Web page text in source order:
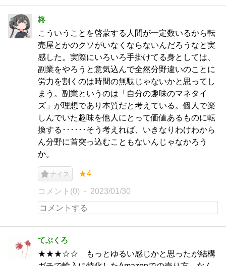
柊
こういうことを啓蒙する人間が一定数いるから転
売屋とかのクソがいなくならないんだろうなと実
感した。実際にいろいろ手掛けてる身としては、
副業をやろうと意気込んで全然分野違いのことに
労力を割くのは時間の無駄じゃないかと思ってし
まう。副業というのは「自分の趣味のマネタイ
ズ」が理想であり本質だと考えている。個人で楽
しんでいた趣味を他人にとって価値あるものに転
換する･･････そう考えれば、いきなりわけわから
ん分野に首突っ込むこともないんじゃなかろう
か。
ナイス ★4
コメント(0) 2023/01/30
てぶくろ
★★★☆☆ もっとゆるい感じかと思ったが結構